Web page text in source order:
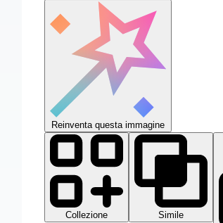
Reinventa questa immagine
Collezione
Simile